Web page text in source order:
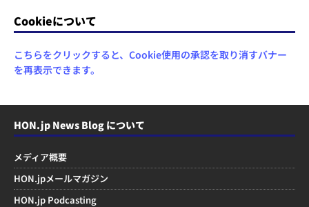
Cookieについて
こちらをクリックすると、Cookie使用の承認を取り消すバナー
を再表示できます。
HON.jp News Blog について
メディア概要
HON.jpメールマガジン
HON.jp Podcasting